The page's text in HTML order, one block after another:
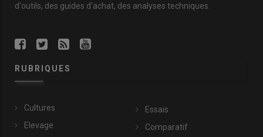
d'outils, des guides d'achat, des analyses techniques.
RUBRIQUES
Cultures
Elevage
Essais
Comparatif